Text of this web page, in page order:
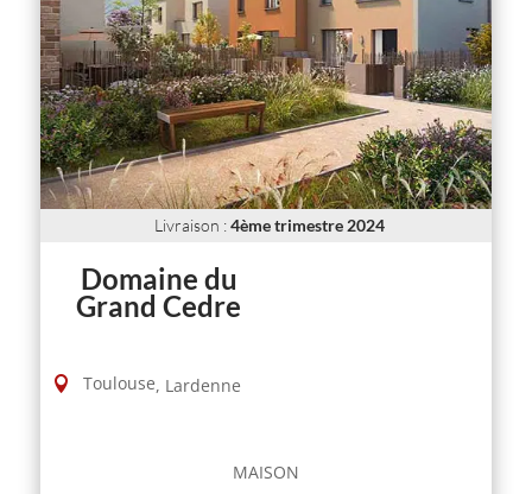
Livraison :4ème trimestre 2024
Domaine du
Grand Cedre
Toulouse, Lardenne
MAISON